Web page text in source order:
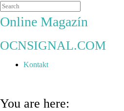
Online Magazín
OCNSIGNAL.COM
Kontakt
You are here: